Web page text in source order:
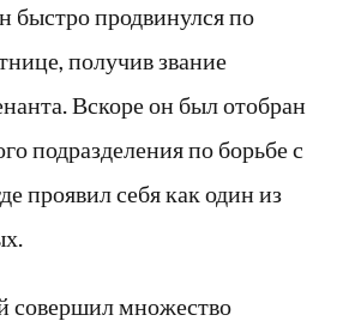
быстро продвинулся по
получив звание
Вскоре он был отобран
подразделения по борьбе с
проявил себя как один из
совершил множество